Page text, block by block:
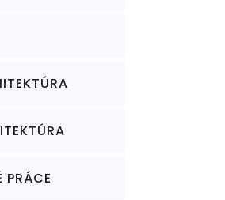
PRÁCE